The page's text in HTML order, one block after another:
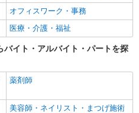
オフィスワーク・事務
医療・介護・福祉
イト・アルバイト・パートを探
薬剤師
美容師・ネイリスト・まつげ施術